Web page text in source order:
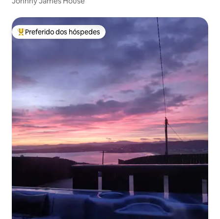
Entre os melhores preferidos dos hóspedes
Preferido dos hóspedes